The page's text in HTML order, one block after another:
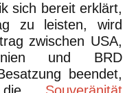
sich bereit erklärt,
zu leisten, wird
zwischen USA,
und BRD
beendet,